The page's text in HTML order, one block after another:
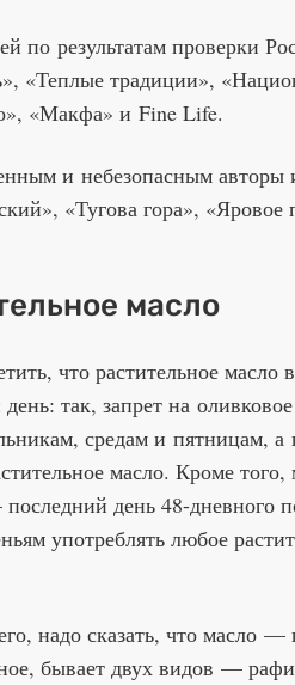
по результатам проверки
«Теплые традиции»,
«Макфа» и Fine Life.
и небезопасным авторы
«Тугова гора»,
масло
что растительное
так, запрет на
средам и пятницам, а
масло. Кроме
день 48-дневного
употреблять любое
надо сказать, что масло —
бывает двух видов —